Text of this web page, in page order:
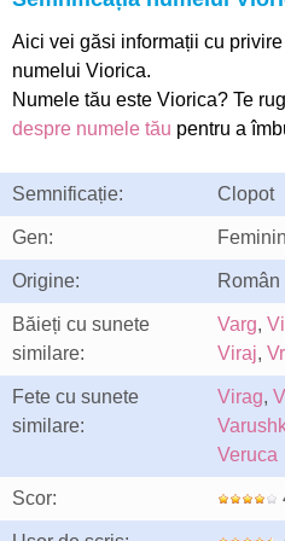
Aici vei găsi informații cu
numelui Viorica.
Numele tău este Viorica? Te
despre numele tău pentru a
Semnificație: Clopot
Gen: Feminin
Origine: Român
Băieți cu sunete
similare:
Varg,
Viraj,
Fete cu sunete
similare:
Virag,
Veruca
Scor: